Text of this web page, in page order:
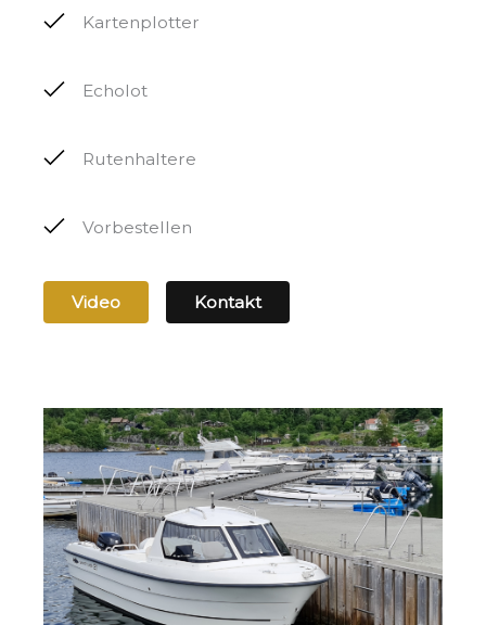
Kartenplotter
Echolot
Rutenhaltere
Vorbestellen
Video Kontakt